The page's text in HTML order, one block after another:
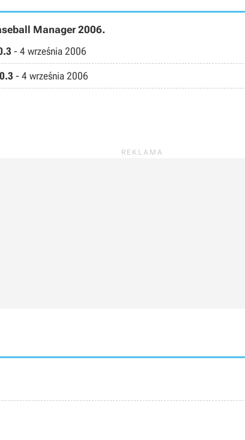
Manager 2006.
- 4 września 2006
- 4 września 2006